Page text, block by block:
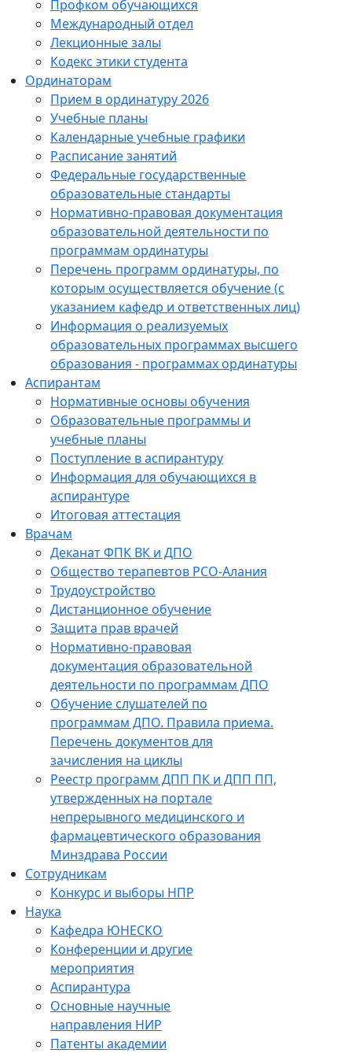
Профком обучающихся
Международный отдел
Лекционные залы
Кодекс этики студента
Ординаторам
Прием в ординатуру 2026
Учебные планы
Календарные учебные графики
Расписание занятий
Федеральные государственные
образовательные стандарты
Нормативно-правовая документация
образовательной деятельности по
программам ординатуры
Перечень программ ординатуры, по
которым осуществляется обучение (с
указанием кафедр и ответственных лиц)
Информация о реализуемых
образовательных программах высшего
образования - программах ординатуры
Аспирантам
Нормативные основы обучения
Образовательные программы и
учебные планы
Поступление в аспирантуру
Информация для обучающихся в
аспирантуре
Итоговая аттестация
Врачам
Деканат ФПК ВК и ДПО
Общество терапевтов РСО-Алания
Трудоустройство
Дистанционное обучение
Защита прав врачей
Нормативно-правовая
документация образовательной
деятельности по программам ДПО
Обучение слушателей по
программам ДПО. Правила приема.
Перечень документов для
зачисления на циклы
Реестр программ ДПП ПК и ДПП ПП,
утвержденных на портале
непрерывного медицинского и
фармацевтического образования
Минздрава России
Сотрудникам
Конкурс и выборы НПР
Наука
Кафедра ЮНЕСКО
Конференции и другие
мероприятия
Аспирантура
Основные научные
направления НИР
Патенты академии